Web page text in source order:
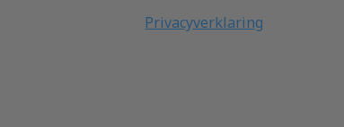
Privacyverklaring